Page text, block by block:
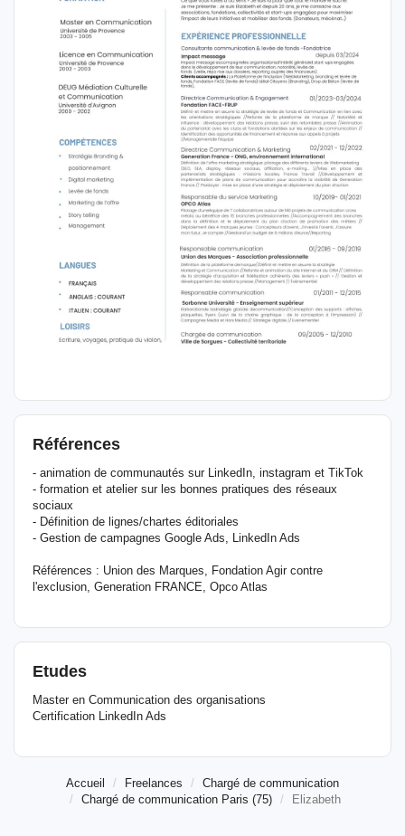
Références
- animation de communautés sur LinkedIn, instagram et TikTok
- formation et atelier sur les bonnes pratiques des réseaux
sociaux
- Définition de lignes/chartes éditoriales
- Gestion de campagnes Google Ads, LinkedIn Ads
Références : Union des Marques, Fondation Agir contre
l'exclusion, Generation FRANCE, Opco Atlas
Etudes
Master en Communication des organisations
Certification LinkedIn Ads
Accueil Freelances
Chargé de communication
Chargé de communication Paris (75)
Elizabeth